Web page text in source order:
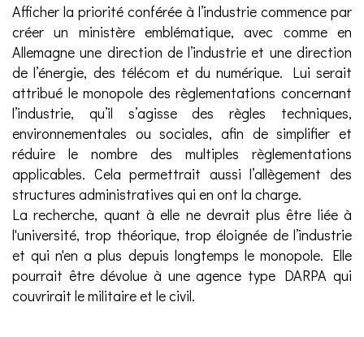
Afficher la priorité conférée à l’industrie commence par
créer un ministère emblématique, avec comme en
Allemagne une direction de l’industrie et une direction
de l’énergie, des télécom et du numérique. Lui serait
attribué le monopole des règlementations concernant
l’industrie, qu’il s’agisse des règles techniques,
environnementales ou sociales, afin de simplifier et
réduire le nombre des multiples règlementations
applicables. Cela permettrait aussi l’allègement des
structures administratives qui en ont la charge.
La recherche, quant à elle ne devrait plus être liée à
l'université, trop théorique, trop éloignée de l’industrie
et qui n'en a plus depuis longtemps le monopole. Elle
pourrait être dévolue à une agence type DARPA qui
couvrirait le militaire et le civil.